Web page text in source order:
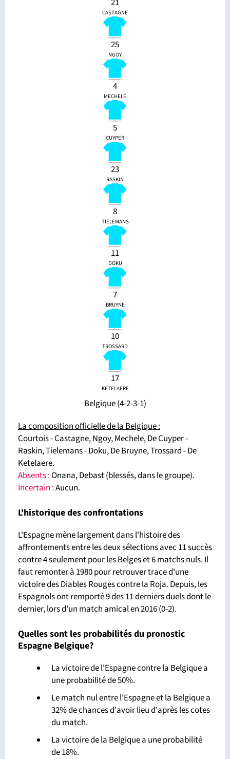
21
CASTAGNE
25
NGOY
4
MECHELE
5
CUYPER
23
RASKIN
8
TIELEMANS
11
DOKU
7
BRUYNE
10
TROSSARD
17
KETELAERE
Belgique (4-2-3-1)
La composition officielle de la Belgique:
Courtois - Castagne, Ngoy, Mechele, De Cuyper -
Raskin, Tielemans - Doku, De Bruyne, Trossard - De
Ketelaere.
Absents : Onana, Debast (blessés, dans le groupe).
Incertain :Aucun.
L'historique des confrontations
L'Espagne mène largement dans l'histoire des
affrontements entre les deux sélections avec 11 succès
contre 4 seulement pour les Belges et 6 matchs nuls. Il
faut remonter à 1980 pour retrouver trace d'une
victoire des Diables Rouges contre la Roja. Depuis, les
Espagnols ont remporté 9 des 11 derniers duels dont le
dernier, lors d'un match amical en 2016 (0-2).
Quelles sont les probabilités du pronostic
Espagne Belgique?
La victoire de l'Espagne contre la Belgique a
une probabilité de 50%.
Le match nul entre l'Espagne et la Belgique a
32% de chances d'avoir lieu d'après les cotes
du match.
La victoire de la Belgique a une probabilité
de 18%.